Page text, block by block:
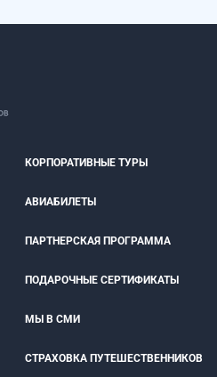
КОРПОРАТИВНЫЕ ТУРЫ
АВИАБИЛЕТЫ
ПАРТНЕРСКАЯ ПРОГРАММА
ПОДАРОЧНЫЕ СЕРТИФИКАТЫ
МЫ В СМИ
СТРАХОВКА ПУТЕШЕСТВЕННИКОВ